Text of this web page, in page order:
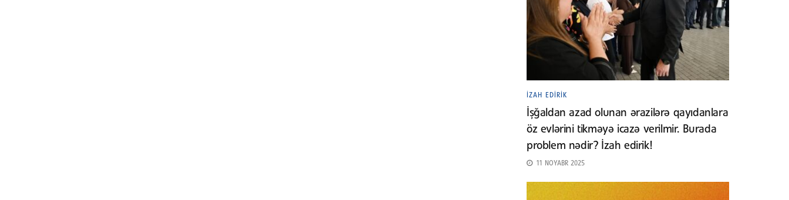
İZAH EDIRIK
İşğaldan azad olunan ərazilərə qayıdanlara
öz evlərini tikməyə icazə verilmir. Burada
problem nədir? İzah edirik!
11 NOYABR 2025